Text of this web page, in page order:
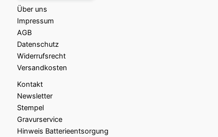
Über uns
Impressum
AGB
Datenschutz
Widerrufsrecht
Versandkosten
Kontakt
Newsletter
Stempel
Gravurservice
Hinweis Batterieentsorgung